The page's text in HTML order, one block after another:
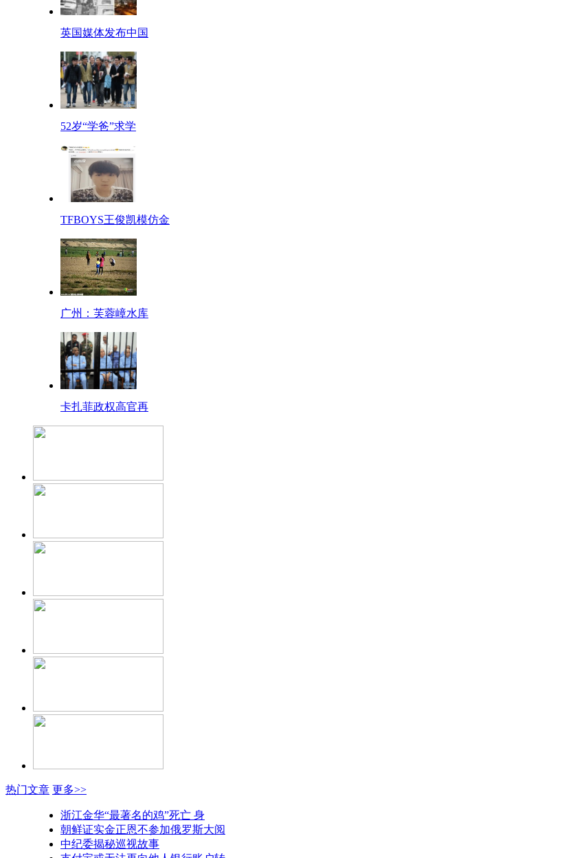
英国媒体发布中国
52岁“学爸”求学
TFBOYS王俊凯模仿金
广州：芙蓉嶂水库
卡扎菲政权高官再
热门文章 更多>>
浙江金华“最著名的鸡”死亡 身
朝鲜证实金正恩不参加俄罗斯大阅
中纪委揭秘巡视故事